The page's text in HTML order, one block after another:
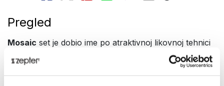
Pregled
Mosaic set je dobio ime po atraktivnoj likovnoj tehnici
koja je inspirisala njegove kreatore, pa je i svaki detalj
izrađen sa posebnom pažnjom.